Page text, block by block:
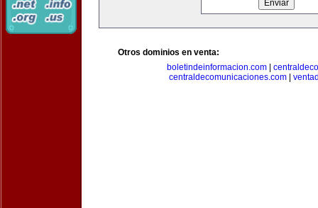
Otros dominios en venta:
boletindeinformacion.com|
centraldecomunicaciones.com|